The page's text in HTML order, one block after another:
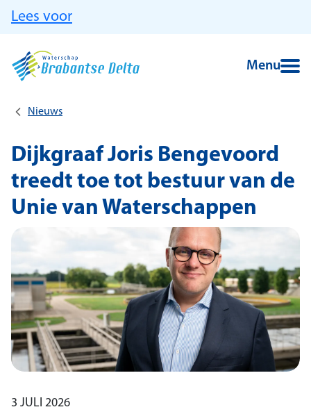
Ga naar hoofdinhoud
Lees voor
Menu
Nieuws
Dijkgraaf Joris Bengevoord
treedt toe tot bestuur van de
Unie van Waterschappen
3 JULI 2026